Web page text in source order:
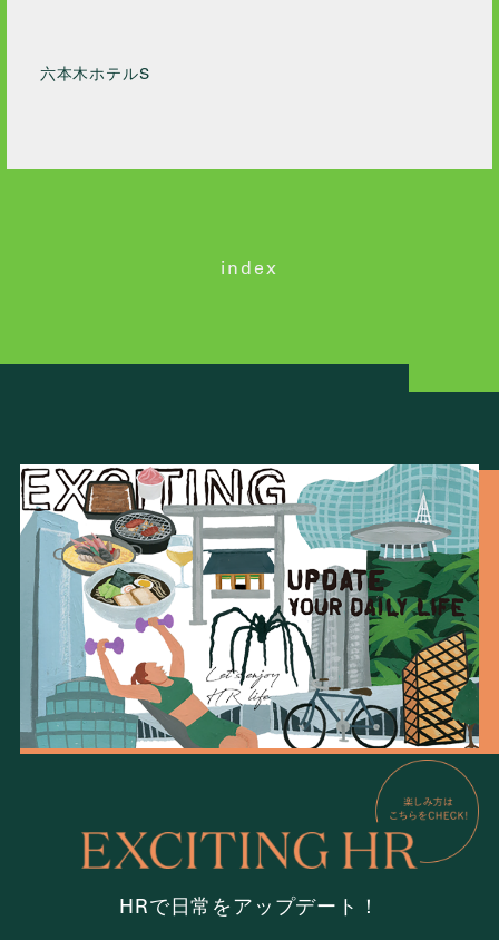
六本木ホテルS
index
HRで日常をアップデート！